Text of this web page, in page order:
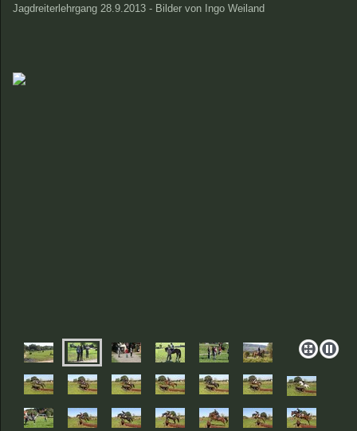
Jagdreiterlehrgang 28.9.2013 - Bilder von Ingo Weiland